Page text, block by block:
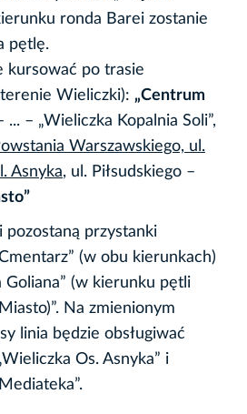
ronda Barei zostanie
pętlę.
kursować po trasie
Wieliczki): „Centrum
... – „Wieliczka Kopalnia Soli”,
Warszawskiego, ul.
Asnyka, ul. Piłsudskiego –
pozostaną przystanki
(w obu kierunkach)
Goliana” (w kierunku pętli
Na zmienionym
linia będzie obsługiwać
Os. Asnyka” i